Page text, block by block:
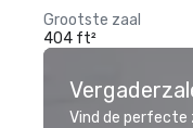
Grootste zaal
404 ft²
Vind de perfecte